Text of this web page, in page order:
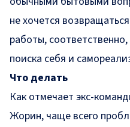
не хочется
работы,
поиска себя и
Что делать
Как отмечает экс-
Жорин, чаще всего